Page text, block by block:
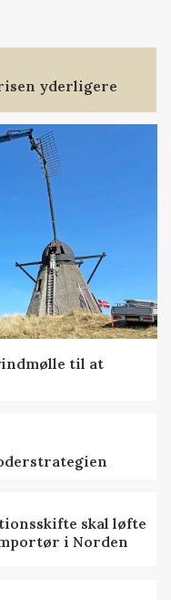
yderligere
til at
skal løfte
i Norden